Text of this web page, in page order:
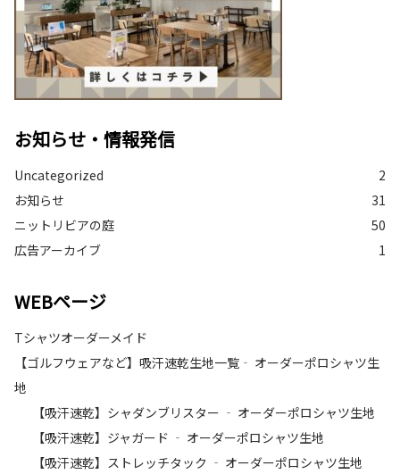
お知らせ・情報発信
Uncategorized
2
お知らせ
31
ニットリビアの庭
50
広告アーカイブ
1
WEBページ
Tシャツオーダーメイド
【ゴルフウェアなど】吸汗速乾生地一覧‐ オーダーポロシャツ生
地
【吸汗速乾】シャダンブリスター ‐ オーダーポロシャツ生地
【吸汗速乾】ジャガード ‐ オーダーポロシャツ生地
【吸汗速乾】ストレッチタック ‐ オーダーポロシャツ生地